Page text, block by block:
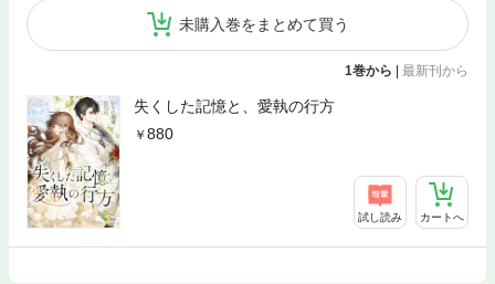
未購入巻をまとめて買う
1巻から 最新刊から
失くした記憶と、愛執の行方
880
試し読み カートへ